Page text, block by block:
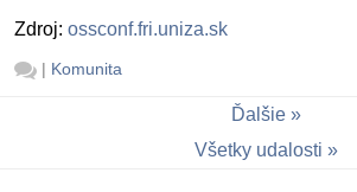
Zdroj: ossconf.fri.uniza.sk
| Komunita
Ďalšie
Všetky udalosti